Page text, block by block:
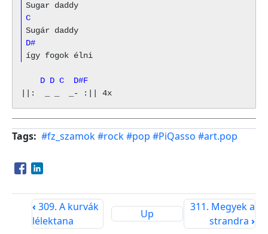
C
D#
    D D C  D#F
Tags #fz_szamok#rock#pop #PiQasso #art.pop
Opens in a new window
Opens in a new window
‹ 309. A kurvák
lélektana
Up
311. Megyek a
strandra›